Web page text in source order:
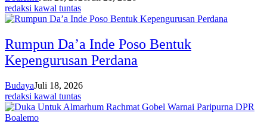
redaksi kawal tuntas
Rumpun Da’a Inde Poso Bentuk
Kepengurusan Perdana
BudayaJuli 18, 2026
redaksi kawal tuntas